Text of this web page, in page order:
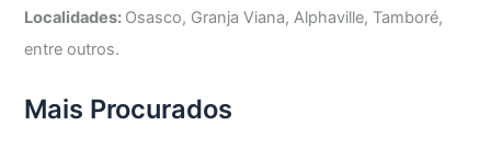
Localidades: Osasco, Granja Viana, Alphaville, Tamboré,
entre outros.
Mais Procurados